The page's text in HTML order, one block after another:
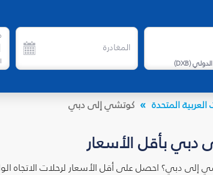
(
DXB
)
المغادرة
العربية المتحدة كوتشي إلى دبي
دبي بأقل الأسعار
إلى دبي؟ احصل على أقل الأسعار لرحلات الاتجاه